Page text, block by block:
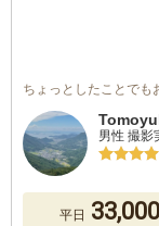
ちょっとしたことでも
男性 撮影
平日 33,000